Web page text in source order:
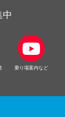
中
乗り場案内など